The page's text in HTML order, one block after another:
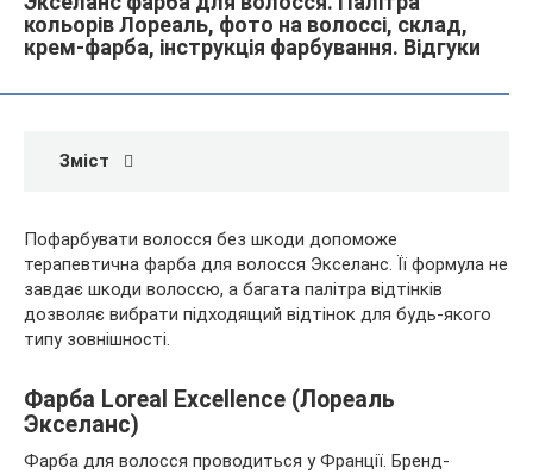
кольорів Лореаль, фото на волоссі, склад,
крем-фарба, інструкція фарбування. Відгуки
Зміст
Пофарбувати волосся без шкоди допоможе
терапевтична фарба для волосся Экселанс. Її формула не
завдає шкоди волоссю, а багата палітра відтінків
дозволяє вибрати підходящий відтінок для будь-якого
типу зовнішності.
Фарба Loreal Excellence (Лореаль
Экселанс)
Фарба для волосся проводиться у Франції. Бренд-